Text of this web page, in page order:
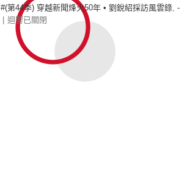
#(第44季) 穿越新聞烽火50年 • 劉銳紹採訪風雲錄, -
迴響已關閉